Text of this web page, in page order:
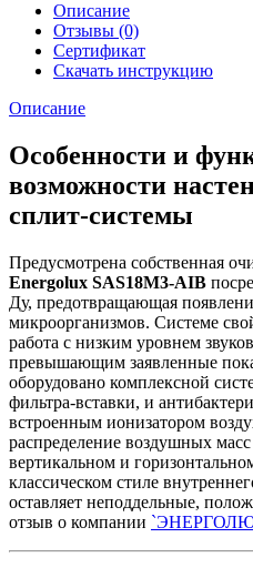
Описание
Отзывы (0)
Сертификат
Скачать инструкцию
Описание
Особенности и
возможности
сплит-системы
Предусмотрена собственная
Energolux SAS18M3-AIB
Ду, предотвращающая
микроорганизмов. Системе
работа с низким уровнем
превышающим заявленные
оборудовано комплексной
фильтра-вставки, и
встроенным ионизатором
распределение воздушных
вертикальном и
классическом стиле
оставляет неподдельные,
отзыв о компании